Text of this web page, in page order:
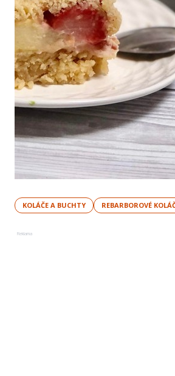
KOLÁČE A BUCHTY REBARBOROVÉ
Reklama